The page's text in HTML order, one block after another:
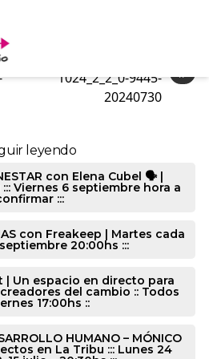
9445-20240730
»
1024_2_2_0-9445-
20240730
leyendo
con Elena Cubel 🗣️ |
Viernes 6 septiembre hora a
:::
con Freakeep | Martes cada
septiembre 20:00hs :::
| Un espacio en directo para
del cambio :: Todos
17:00hs ::
HUMANO – MÓNICO
en La Tribu ::: Lunes 24